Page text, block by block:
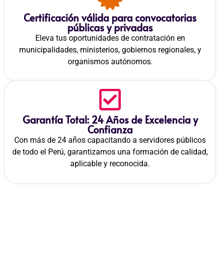
Certificación válida para convocatorias
públicas y privadas
Eleva tus oportunidades de contratación en
municipalidades, ministerios, gobiernos regionales, y
organismos autónomos.
Garantía Total: 24 Años de Excelencia y
Confianza
Con más de 24 años capacitando a servidores públicos
de todo el Perú, garantizamos una formación de calidad,
aplicable y reconocida.